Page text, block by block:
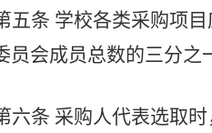
五条 学校各类采购项
员会成员总数的三分之
六条 采购人代表选取